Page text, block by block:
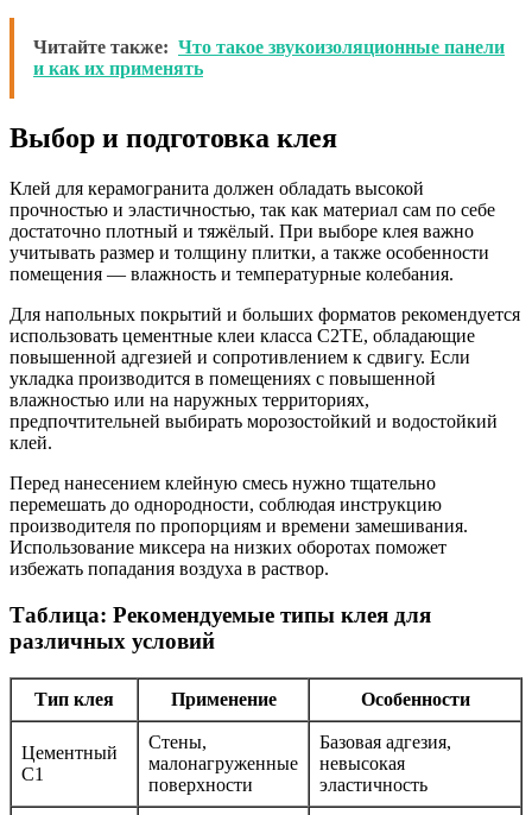
Читайте также: Что такое звукоизоляционные панели
и как их применять
Выбор и подготовка клея
Клей для керамогранита должен обладать высокой
прочностью и эластичностью, так как материал сам по себе
достаточно плотный и тяжёлый. При выборе клея важно
учитывать размер и толщину плитки, а также особенности
помещения — влажность и температурные колебания.
Для напольных покрытий и больших форматов рекомендуется
использовать цементные клеи класса C2TE, обладающие
повышенной адгезией и сопротивлением к сдвигу. Если
укладка производится в помещениях с повышенной
влажностью или на наружных территориях,
предпочтительней выбирать морозостойкий и водостойкий
клей.
Перед нанесением клейную смесь нужно тщательно
перемешать до однородности, соблюдая инструкцию
производителя по пропорциям и времени замешивания.
Использование миксера на низких оборотах поможет
избежать попадания воздуха в раствор.
Таблица: Рекомендуемые типы клея для
различных условий
Тип клея Применение Особенности
Цементный
C1
Стены,
малонагруженные
поверхности
Базовая адгезия,
невысокая
эластичность